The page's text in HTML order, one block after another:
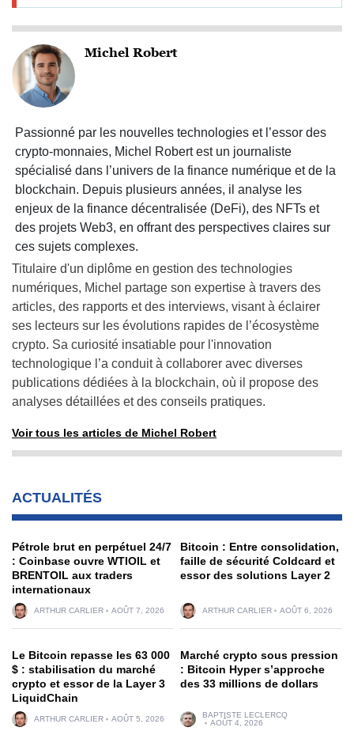
Michel Robert
Passionné par les nouvelles technologies et l’essor des
crypto-monnaies, Michel Robert est un journaliste
spécialisé dans l’univers de la finance numérique et de la
blockchain. Depuis plusieurs années, il analyse les
enjeux de la finance décentralisée (DeFi), des NFTs et
des projets Web3, en offrant des perspectives claires sur
ces sujets complexes.
Titulaire d'un diplôme en gestion des technologies
numériques, Michel partage son expertise à travers des
articles, des rapports et des interviews, visant à éclairer
ses lecteurs sur les évolutions rapides de l’écosystème
crypto. Sa curiosité insatiable pour l'innovation
technologique l’a conduit à collaborer avec diverses
publications dédiées à la blockchain, où il propose des
analyses détaillées et des conseils pratiques.
Voir tous les articles de Michel Robert
ACTUALITÉS
Pétrole brut en perpétuel 24/7
: Coinbase ouvre WTIOIL et
BRENTOIL aux traders
internationaux
ARTHUR CARLIER AOÛT 7, 2026
Bitcoin : Entre consolidation,
faille de sécurité Coldcard et
essor des solutions Layer 2
ARTHUR CARLIER AOÛT 6, 2026
Le Bitcoin repasse les 63 000
$ : stabilisation du marché
crypto et essor de la Layer 3
LiquidChain
ARTHUR CARLIER AOÛT 5, 2026
Marché crypto sous pression
: Bitcoin Hyper s’approche
des 33 millions de dollars
BAPTISTE LECLERCQ
AOÛT 4, 2026